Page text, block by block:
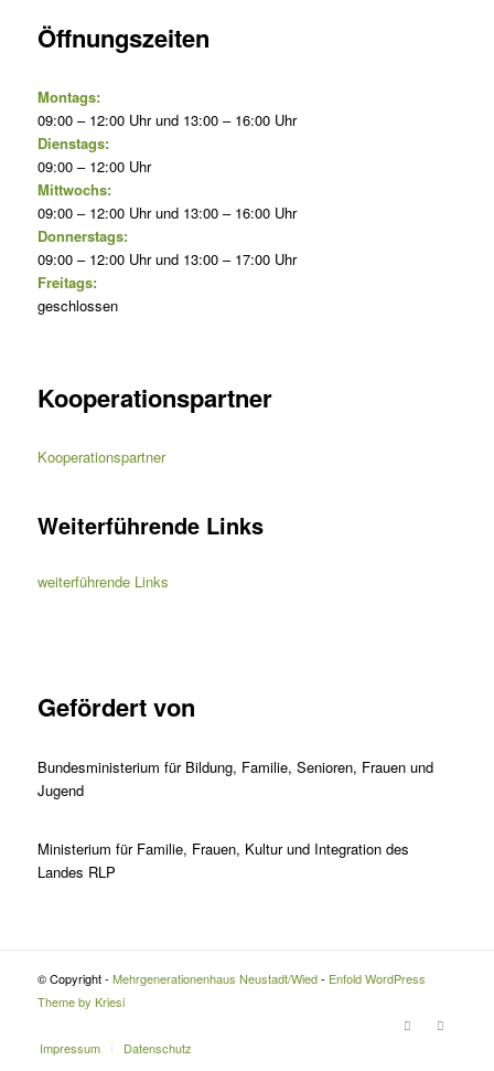
Öffnungszeiten
Montags:
09:00 – 12:00 Uhr und 13:00 – 16:00 Uhr
Dienstags:
09:00 – 12:00 Uhr
Mittwochs:
09:00 – 12:00 Uhr und 13:00 – 16:00 Uhr
Donnerstags:
09:00 – 12:00 Uhr und 13:00 – 17:00 Uhr
Freitags:
geschlossen
Kooperationspartner
Kooperationspartner
Weiterführende Links
weiterführende Links
Gefördert von
Bundesministerium für Bildung, Familie, Senioren, Frauen und
Jugend
Ministerium für Familie, Frauen, Kultur und Integration des
Landes RLP
© Copyright - Mehrgenerationenhaus Neustadt/Wied- Enfold WordPress
Theme by Kriesi
Impressum Datenschutz